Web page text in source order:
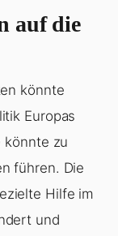
auf die
könnte
Europas
könnte zu
führen. Die
Hilfe im
und